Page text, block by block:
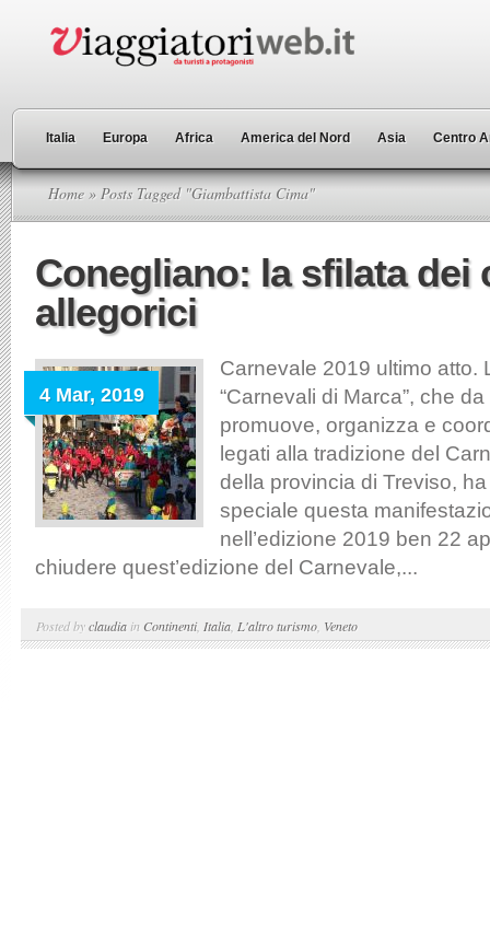
Italia Europa Africa America del Nord Asia Centro
Home » Posts Tagged "Giambattista Cima"
Conegliano: la sfilata dei
allegorici
4 Mar, 2019
Carnevale 2019 ultimo atto.
“Carnevali di Marca”, che
promuove, organizza e
legati alla tradizione del
della provincia di Treviso,
speciale questa
nell’edizione 2019 ben 22
chiudere quest’edizione del Carnevale,...
Posted byclaudia in Continenti, Italia L'altro turismo Veneto